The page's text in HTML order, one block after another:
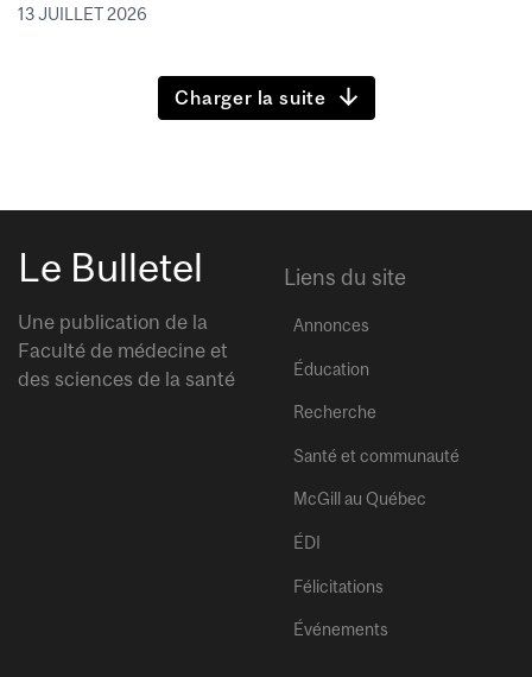
13 JUILLET 2026
Charger la suite
Le Bulletel
Une publication de la
Faculté de médecine et
des sciences de la santé
Liens du site
Annonces
Éducation
Recherche
Santé et communauté
McGill au Québec
ÉDI
Félicitations
Événements